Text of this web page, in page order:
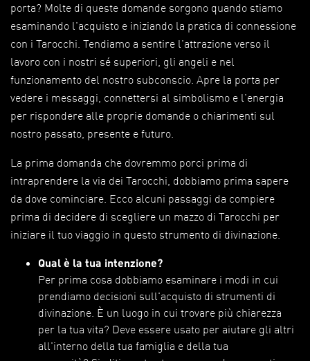
porta? Molte di queste domande sorgono quando stiamo
esaminando l'acquisto e iniziando la pratica di connessione
con i Tarocchi. Tendiamo a sentire l'attrazione verso il
lavoro con i nostri sé superiori, gli angeli e nel
funzionamento del nostro subconscio. Apre la porta per
vedere i messaggi, connettersi al simbolismo e l'energia
per rispondere alle proprie domande o chiarimenti sul
nostro passato, presente e futuro.
La prima domanda che dovremmo porci prima di
intraprendere la via dei Tarocchi, dobbiamo prima sapere
da dove cominciare. Ecco alcuni passaggi da compiere
prima di decidere di scegliere un mazzo di Tarocchi per
iniziare il tuo viaggio in questo strumento di divinazione.
Qual è la tua intenzione?
Per prima cosa dobbiamo esaminare i modi in cui
prendiamo decisioni sull'acquisto di strumenti di
divinazione. È un luogo in cui trovare più chiarezza
per la tua vita? Deve essere usato per aiutare gli altri
all'interno della tua famiglia e della tua